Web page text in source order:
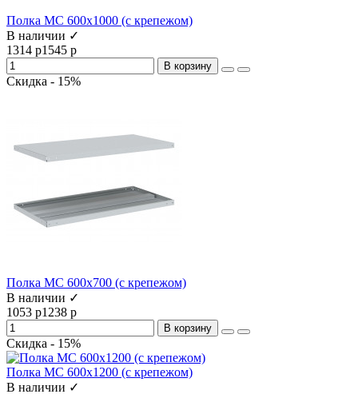
Полка МС 600x1000 (с крепежом)
В наличии ✓
1314 р1545 р
В корзину
Скидка - 15%
Полка МС 600x700 (с крепежом)
В наличии ✓
1053 р1238 р
В корзину
Скидка - 15%
Полка МС 600х1200 (с крепежом)
В наличии ✓